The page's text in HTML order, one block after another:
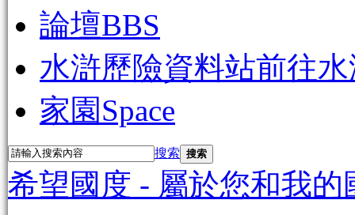
論壇BBS
水滸歷險資料站前往
家園Space
搜索 搜索
希望國度 - 屬於您和我的